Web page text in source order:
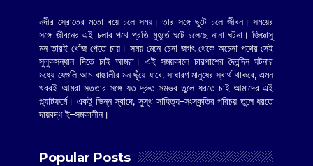
নদীর স্রোতের মতো বয়ে চলে সময়। তার সঙ্গে ছুটে চলে জীবন। সময়ের
সঙ্গে জীবনের এই চলার পথে প্রতি মুহূর্তে ঘটে চলেছে নানা ঘটনা। জিজ্ঞাসু
মন তারই খোঁজ পেতে চায়। সময় মেনে চেনা জগৎ থেকে অচেনা পথের সেই
সুলুকসন্ধান দিতে চাই আমরা। এই সময়কালে চারপাশের দৈনন্দিন ঘটনার
মধ্যে যেগুলি আম বাঙালীর মন ছুঁয়ে যাবে, সাধারণ মানুষের স্বার্থ থাকবে, এমন
খবরই আমরা সততার সঙ্গে যত দ্রুত সম্ভব তুলে ধরতে চাই আমাদের এই
প্ল্যাটফর্মে। একটু ভিন্ন স্বাদে, সুস্থ সাহিত্য–সংস্কৃতির পরিচয় তুলে ধরতে
দায়বদ্ধ ই–সমকালীন।
Popular Posts